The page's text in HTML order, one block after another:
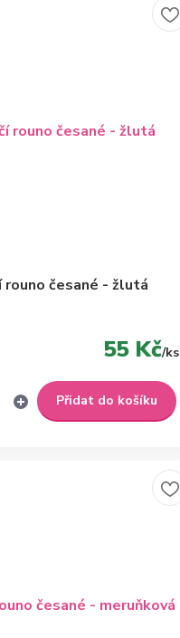
rouno česané - žlutá
55 Kč/ks
Přidat do košíku